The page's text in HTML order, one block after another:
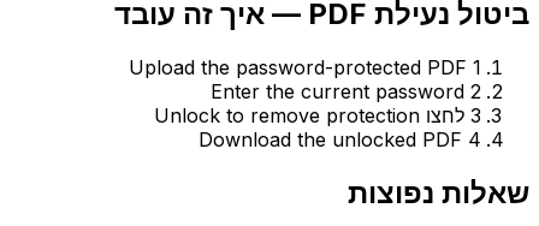
ביטול נעילת PDF — איך זה עובד
1
Upload the password-protected PDF
2
Enter the current password
3 לחצו Unlock to remove protection
4
Download the unlocked PDF
שאלות נפוצות